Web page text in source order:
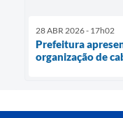
28 ABR 2026 - 17h02
Prefeitura
organização de